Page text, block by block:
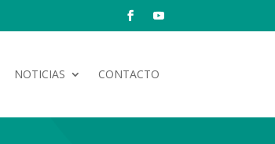
NOTICIAS CONTACTO